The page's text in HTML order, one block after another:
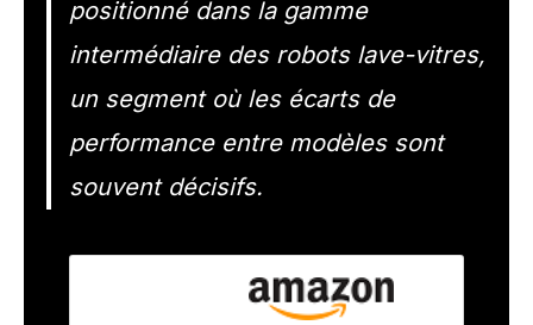
positionné dans la gamme
intermédiaire des robots lave-vitres,
un segment où les écarts de
performance entre modèles sont
souvent décisifs.